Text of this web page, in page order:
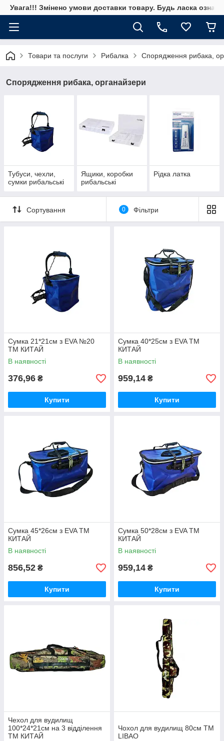
Увага!!! Змінено умови доставки товару. Будь ласка
Товари та послуги Рибалка Спорядження рибака,
Спорядження рибака, органайзери
Тубуси, чехли,
сумки рибальські
Ящики, коробки
рибальські
Рідка латка
Сортування 0 Фільтри
Сумка 21*21см з EVA №20
ТМ КИТАЙ
В наявності
376,96 ₴
Купити
Сумка 40*25см з EVA ТМ
КИТАЙ
В наявності
959,14 ₴
Купити
Сумка 45*26см з EVA ТМ
КИТАЙ
В наявності
856,52 ₴
Купити
Сумка 50*28см з EVA ТМ
КИТАЙ
В наявності
959,14 ₴
Купити
Чехол для вудилищ
100*24*21см на 3 відділення
ТМ КИТАЙ
Чохол для вудилищ 80см ТМ
LIBAO